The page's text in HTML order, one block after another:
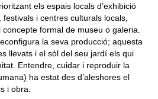
els espais locals d’exhibició
i centres culturals locals,
formal de museu o galeria.
la seva producció; aquesta
llevats i el sòl del seu jardí els qui
Entendre, cuidar i reproduir la
ha estat des d’aleshores el
i obra.